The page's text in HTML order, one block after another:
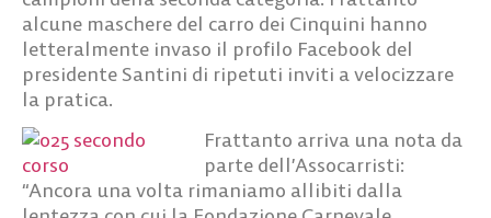
alcune maschere del carro dei Cinquini hanno
letteralmente invaso il profilo Facebook del
presidente Santini di ripetuti inviti a velocizzare
la pratica.
Frattanto arriva una nota da
parte dell’Assocarristi:
“Ancora una volta rimaniamo allibiti dalla